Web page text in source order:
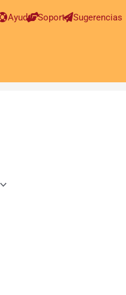
Ayuda Soporte Sugerencias